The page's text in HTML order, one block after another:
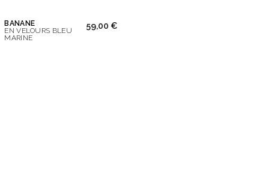
BANANE
EN VELOURS BLEU
MARINE
59,00 €